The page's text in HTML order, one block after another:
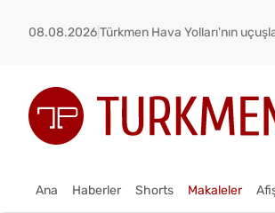
08.08.2026Türkmen Hava Yolları'nın
Ana Haberler Shorts Makaleler